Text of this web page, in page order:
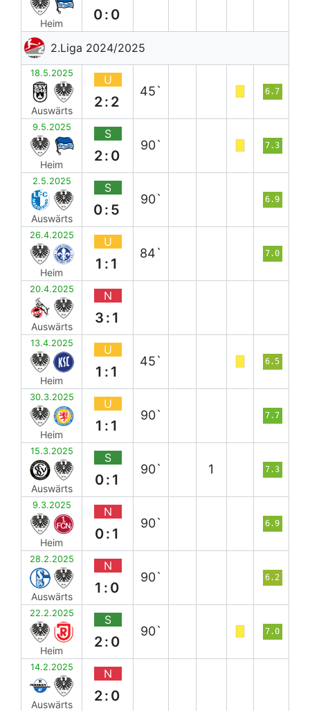
Heim
0:0
2.Liga 2024/2025
18.5.2025
Auswärts
U
2:2
45` 6.7
9.5.2025
Heim
S
2:0
90` 7.3
2.5.2025
Auswärts
S
0:5
90` 6.9
26.4.2025
Heim
U
1:1
84` 7.0
20.4.2025
Auswärts
N
3:1
13.4.2025
Heim
U
1:1
45` 6.5
30.3.2025
Heim
U
1:1
90` 7.7
15.3.2025
Auswärts
S
0:1
90` 1 7.3
9.3.2025
Heim
N
0:1
90` 6.9
28.2.2025
Auswärts
N
1:0
90` 6.2
22.2.2025
Heim
S
2:0
90` 7.0
14.2.2025
Auswärts
N
2:0